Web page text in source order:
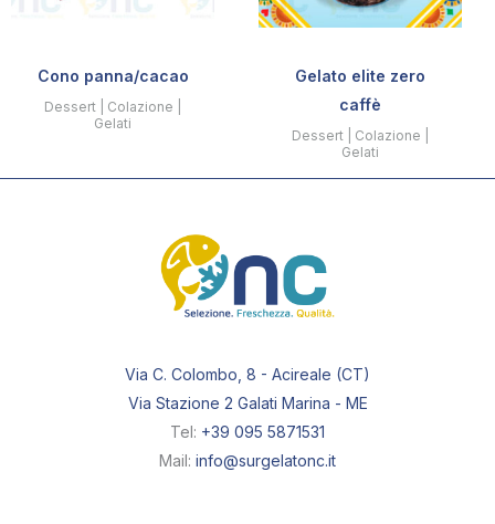
Cono panna/cacao
Dessert | Colazione |
Gelati
Gelato elite zero
caffè
Dessert | Colazione |
Gelati
Via C. Colombo, 8 - Acireale (CT)
Via Stazione 2 Galati Marina - ME
Tel: +39 095 5871531
Mail: info@surgelatonc.it